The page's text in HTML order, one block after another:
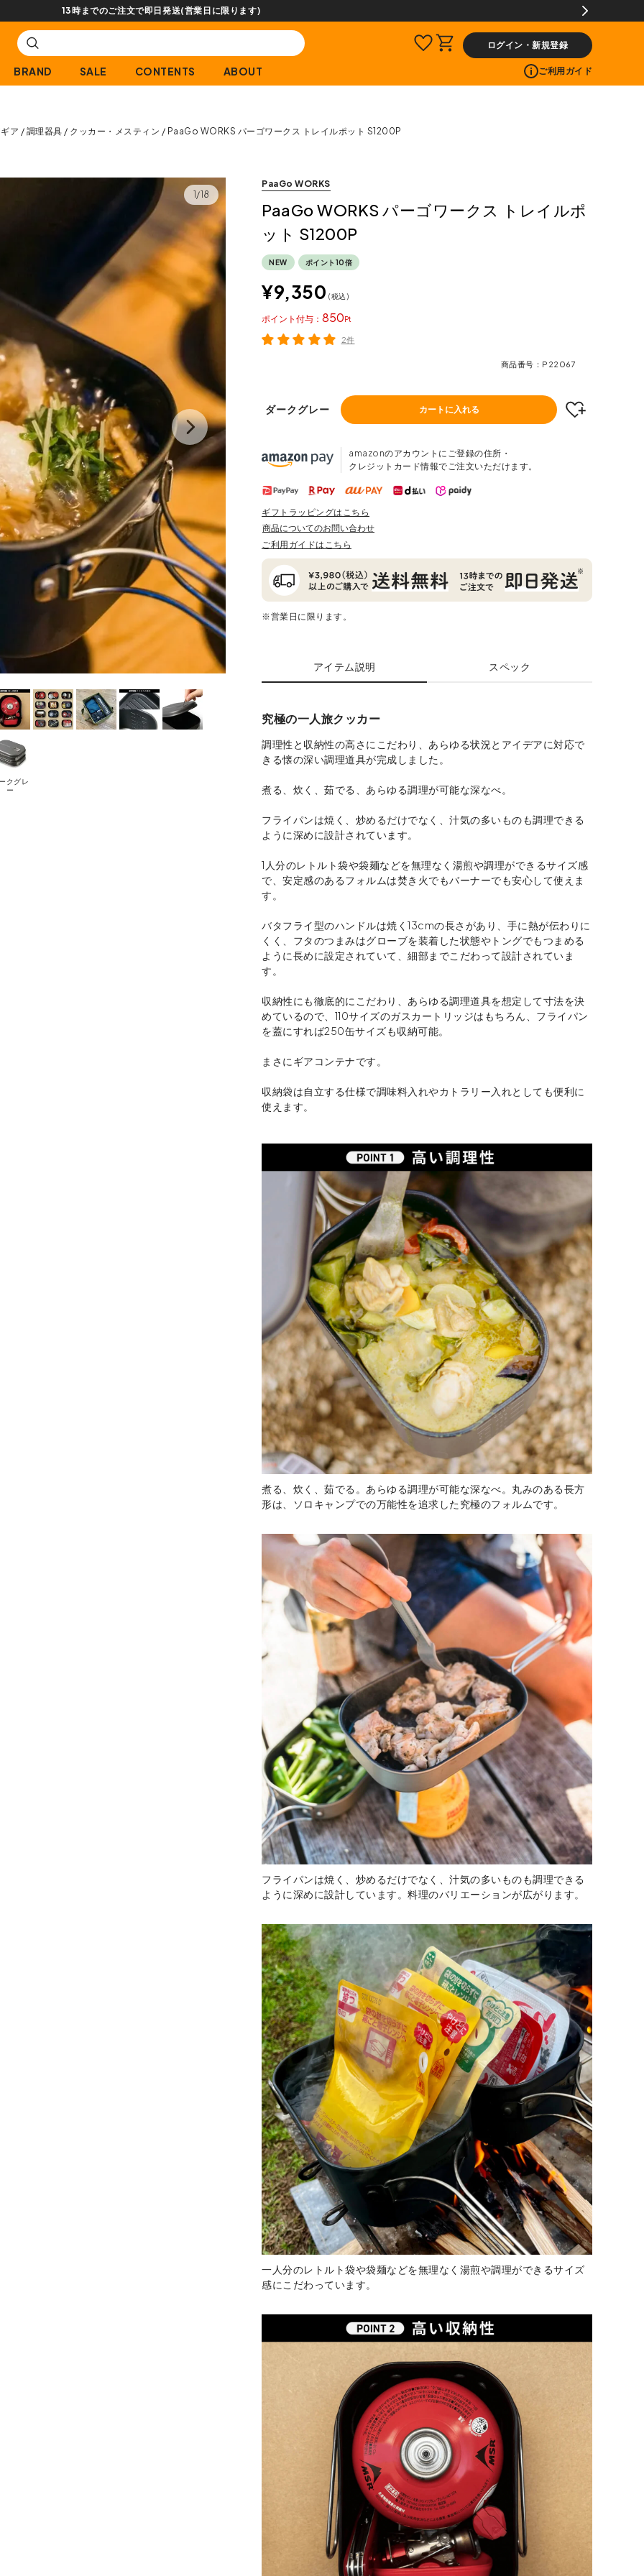
【会員限定】交換送料片道無料サービス
ログイン・新規登録
BRAND SALE CONTENTS ABOUT ご利用ガイド
ア 調理器具 クッカー・メスティン PaaGo WORKS パーゴワークス トレイルポット S1200P
1/18
クグレ
ー
PaaGo WORKS
PaaGo WORKS パーゴワークス トレイルポ
ット S1200P
NEW ポイント10倍
¥9,350 税込
850
ポイント
2件
商品番号 P22067
ダークグレー カートに入れる
amazonのアカウントにご登録の住所・
クレジットカード情報でご注文いただけます。
ギフトラッピングはこちら
商品についてのお問い合わせ
ご利用ガイドはこちら
※営業日に限ります。
アイテム説明 スペック
究極の一人旅クッカー
調理性と収納性の高さにこだわり、あらゆる状況とアイデアに対応で
きる懐の深い調理道具が完成しました。
煮る、炊く、茹でる、あらゆる調理が可能な深なべ。
フライパンは焼く、炒めるだけでなく、汁気の多いものも調理できる
ように深めに設計されています。
1人分のレトルト袋や袋麺などを無理なく湯煎や調理ができるサイズ感
で、安定感のあるフォルムは焚き火でもバーナーでも安心して使えま
す。
バタフライ型のハンドルは焼く13cmの長さがあり、手に熱が伝わりに
くく、フタのつまみはグローブを装着した状態やトングでもつまめる
ように長めに設定されていて、細部までこだわって設計されていま
す。
収納性にも徹底的にこだわり、あらゆる調理道具を想定して寸法を決
めているので、110サイズのガスカートリッジはもちろん、フライパン
を蓋にすれば250缶サイズも収納可能。
まさにギアコンテナです。
収納袋は自立する仕様で調味料入れやカトラリー入れとしても便利に
使えます。
煮る、炊く、茹でる。あらゆる調理が可能な深なべ。丸みのある長方
形は、ソロキャンプでの万能性を追求した究極のフォルムです。
フライパンは焼く、炒めるだけでなく、汁気の多いものも調理できる
ように深めに設計しています。料理のバリエーションが広がります。
一人分のレトルト袋や袋麺などを無理なく湯煎や調理ができるサイズ
感にこだわっています。